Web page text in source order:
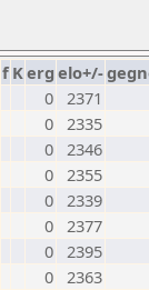
f Kerg elo+/-
0 2371
0 2335
0 2346
0 2355
0 2339
0 2377
0 2395
0 2363